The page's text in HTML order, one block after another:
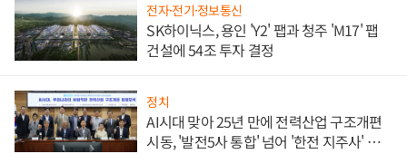
전자·전기·정보통신
SK하이닉스, 용인 'Y2' 팹과 청주 'M17' 팹
건설에 54조 투자 결정
정치
AI시대 맞아 25년 만에 전력산업 구조개편
시동, '발전5사 통합' 넘어 '한전 지주사' 재편